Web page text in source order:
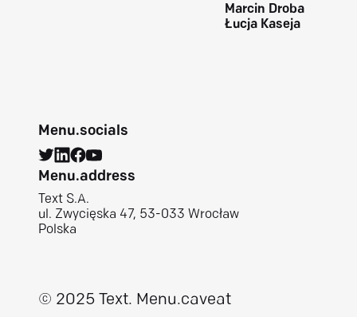
Marcin Droba
Łucja Kaseja
Menu.socials
Menu.address
Text S.A.
ul. Zwycięska 47, 53-033 Wrocław
Polska
© 2025 Text. Menu.caveat